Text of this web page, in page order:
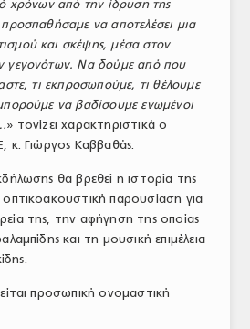
χρόνων από την ίδρυση της
να αποτελέσει μια
και σκέψης, μέσα στον
γεγονότων. Να δούμε από που
τι εκπροσωπούμε, τι θέλουμε
να βαδίσουμε ενωμένοι
» τονίζει χαρακτηριστικά ο
κ. Γιώργος Καββαθάς.
θα βρεθεί η ιστορία της
παρουσίαση για
της, την αφήγηση της οποίας
και τη μουσική επιμέλεια
προσωπική ονομαστική